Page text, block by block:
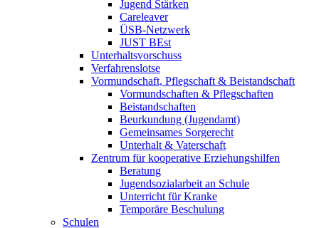
Jugend Stärken
Careleaver
ÜSB-Netzwerk
JUST BEst
Unterhaltsvorschuss
Verfahrenslotse
Vormundschaft, Pflegschaft & Beistandschaft
Vormundschaften & Pflegschaften
Beistandschaften
Beurkundung (Jugendamt)
Gemeinsames Sorgerecht
Unterhalt & Vaterschaft
Zentrum für kooperative Erziehungshilfen
Beratung
Jugendsozialarbeit an Schule
Unterricht für Kranke
Temporäre Beschulung
Schulen